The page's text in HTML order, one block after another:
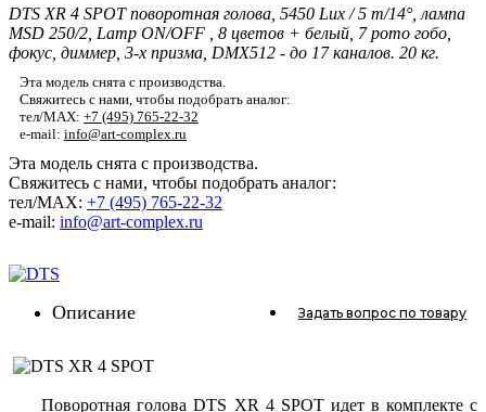
DTS XR 4 SPOT поворотная голова, 5450 Lux / 5 m/14°, лампа
MSD 250/2, Lamp ON/OFF , 8 цветов + белый, 7 рото гобо,
фокус, диммер, 3-x призма, DMX512 - до 17 каналов. 20 кг.
Эта модель снята с производства.
Свяжитесь с нами, чтобы подобрать аналог:
тел/MAX: +7 (495) 765-22-32
e-mail: info@art-complex.ru
Эта модель снята с производства.
Свяжитесь с нами, чтобы подобрать аналог:
тел/MAX: +7 (495) 765-22-32
e-mail: info@art-complex.ru
Описание Задать вопрос по товару
Поворотная голова DTS XR 4 SPOT идет в комплекте с